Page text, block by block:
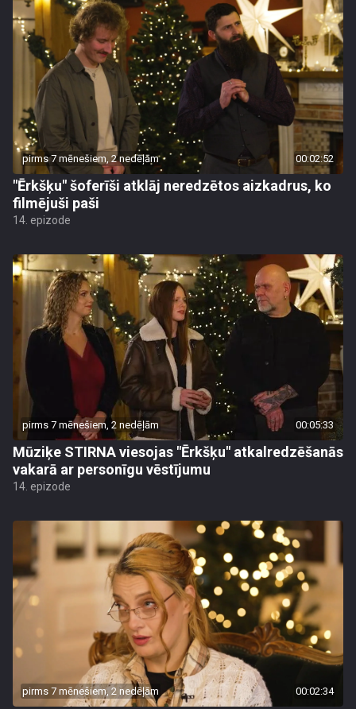
pirms 7 mēnešiem, 2 nedēļām 00:02:52
"Ērkšķu" šoferīši atklāj neredzētos aizkadrus, ko
filmējuši paši
14. epizode
pirms 7 mēnešiem, 2 nedēļām 00:05:33
Mūziķe STIRNA viesojas "Ērkšķu" atkalredzēšanās
vakarā ar personīgu vēstījumu
14. epizode
pirms 7 mēnešiem, 2 nedēļām 00:02:34